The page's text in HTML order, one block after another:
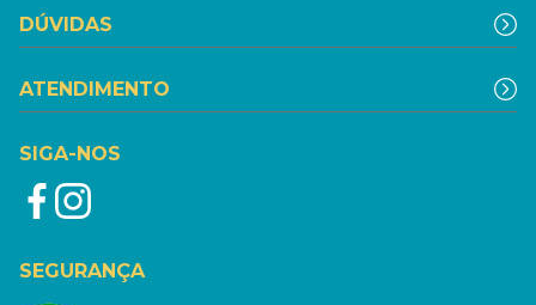
DÚVIDAS
ATENDIMENTO
SIGA-NOS
SEGURANÇA